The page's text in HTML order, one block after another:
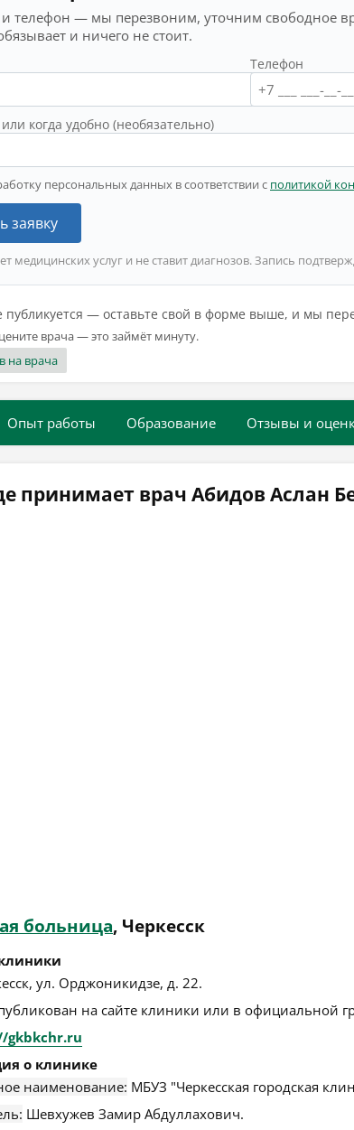
телефон — мы перезвоним, уточним свободное
и ничего не стоит.
Телефон
когда удобно (необязательно)
персональных данных в соответствии с политикой
заявку
медицинских услуг и не ставит диагнозов. Запись
публикуется — оставьте свой в форме выше, и мы
врача — это займёт минуту.
на врача
Опыт работы Образование Отзывы и
принимает врач Абидов Аслан
больница, Черкесск
, ул. Орджоникидзе, д. 22.
на сайте клиники или в официальной
gkbkchr.ru
о клинике
наименование: МБУЗ "Черкесская городская
Шевхужев Замир Абдуллахович.